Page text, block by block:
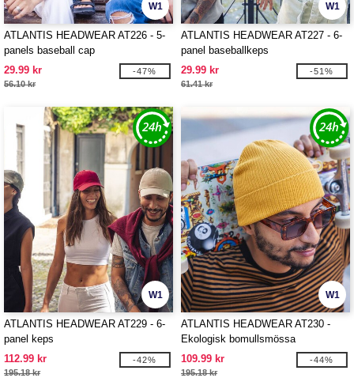
W1
ATLANTIS HEADWEAR AT226 - 5-
panels baseball cap
29.99 kr
56.10 kr
-47%
W1
ATLANTIS HEADWEAR AT227 - 6-
panel baseballkeps
29.99 kr
61.41 kr
-51%
W1
ATLANTIS HEADWEAR AT229 - 6-
panel keps
112.99 kr
195.18 kr
-42%
W1
ATLANTIS HEADWEAR AT230 -
Ekologisk bomullsmössa
109.99 kr
195.18 kr
-44%